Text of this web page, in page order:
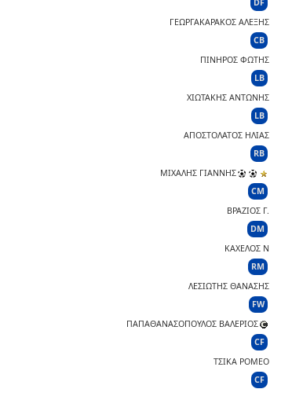
ΓΕΩΡΓΑΚΑΡΑΚΟΣ ΑΛΕΞΗΣ
CB
ΠΙΝΗΡΟΣ ΦΩΤΗΣ
LB
ΧΙΩΤΑΚΗΣ ΑΝΤΩΝΗΣ
LB
ΑΠΟΣΤΟΛΑΤΟΣ ΗΛΙΑΣ
RB
ΜΙΧΑΛΗΣ ΓΙΑΝΝΗΣ
CM
ΒΡΑΖΙΟΣ Γ.
DM
ΚΑΧΕΛΟΣ Ν
RM
ΛΕΣΙΩΤΗΣ ΘΑΝΑΣΗΣ
FW
ΠΑΠΑΘΑΝΑΣΟΠΟΥΛΟΣ ΒΑΛΕΡΙΟΣ
CF
ΤΣΙΚΑ ΡΟΜΕΟ
CF